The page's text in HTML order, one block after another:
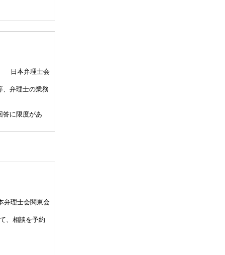
日本弁理士会
、弁理士の業務
答に限度があ
して30分以内）
務所によって
弁理士会関東会
、相談を予約